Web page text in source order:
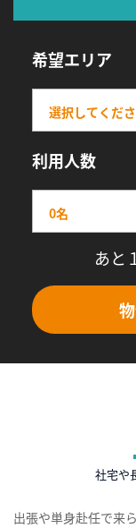
希望エリア
利用人数
あと
社宅や
出張や単身赴任で来